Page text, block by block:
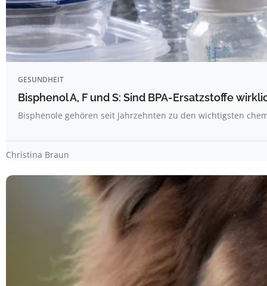
GESUNDHEIT
Bisphenol A, F und S: Sind BPA-Ersatzstoffe
Bisphenole gehören seit Jahrzehnten zu den wichtigsten
Christina Braun